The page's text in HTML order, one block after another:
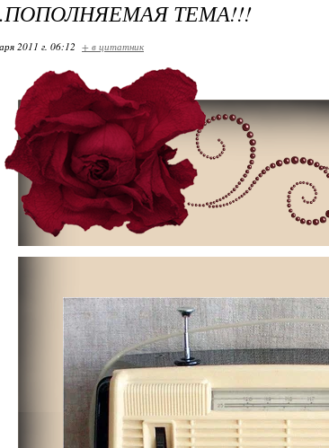
ТЕМА!!!
2011 г. 06:12 + в цитатник